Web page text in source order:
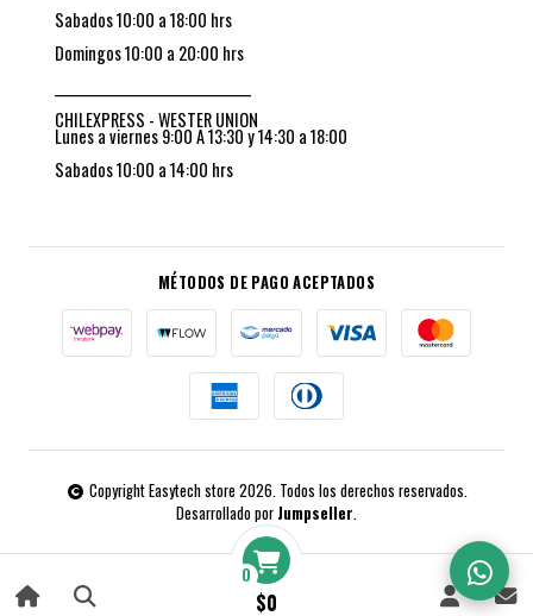
0
$0
Sabados 10:00 a 18:00 hrs
Domingos 10:00 a 20:00 hrs
CHILEXPRESS - WESTER UNION
Lunes a viernes 9:00 A 13:30 y 14:30 a 18:00
Sabados 10:00 a 14:00 hrs
MÉTODOS DE PAGO ACEPTADOS
Copyright Easytech store 2026. Todos los derechos reservados.
Desarrollado por Jumpseller.